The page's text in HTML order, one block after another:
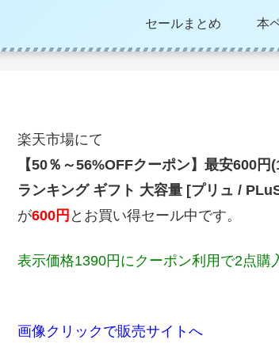
セールまとめ 本
楽天市場にて
【50％～56%OFFクーポン】最安600
ランキング ギフト 大容量 [プリュ /
が600円 とお買い得セール中です。
表示価格1390円にクーポン利用で2点購
画像クリックで販売サイトへ